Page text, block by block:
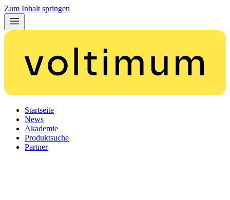
Zum Inhalt springen
Startseite
News
Akademie
Produktsuche
Partner